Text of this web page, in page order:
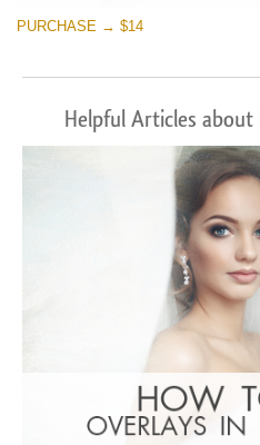
PURCHASE → $14
Helpful Articles